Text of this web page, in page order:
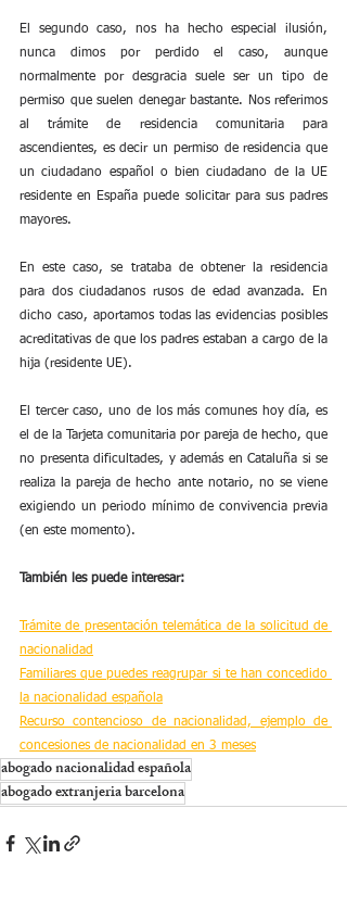
El segundo caso, nos ha hecho especial ilusión,
nunca dimos por perdido el caso, aunque
normalmente por desgracia suele ser un tipo de
permiso que suelen denegar bastante. Nos referimos
al trámite de residencia comunitaria para
ascendientes, es decir un permiso de residencia que
un ciudadano español o bien ciudadano de la UE
residente en España puede solicitar para sus padres
mayores.
En este caso, se trataba de obtener la residencia
para dos ciudadanos rusos de edad avanzada. En
dicho caso, aportamos todas las evidencias posibles
acreditativas de que los padres estaban a cargo de la
hija (residente UE).
El tercer caso, uno de los más comunes hoy día, es
el de la Tarjeta comunitaria por pareja de hecho, que
no presenta dificultades, y además en Cataluña si se
realiza la pareja de hecho ante notario, no se viene
exigiendo un periodo mínimo de convivencia previa
(en este momento).
También les puede interesar:
Trámite de presentación telemática de la solicitud de
nacionalidad
Familiares que puedes reagrupar si te han concedido
la nacionalidad española
Recurso contencioso de nacionalidad, ejemplo de
concesiones de nacionalidad en 3 meses
abogado nacionalidad española
abogado extranjeria barcelona